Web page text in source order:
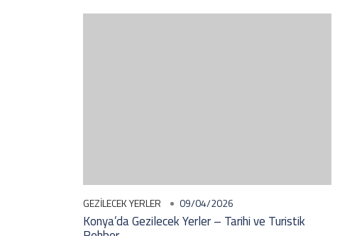
GEZILECEK YERLER 09/04/2026
Konya’da Gezilecek Yerler – Tarihi ve Turistik